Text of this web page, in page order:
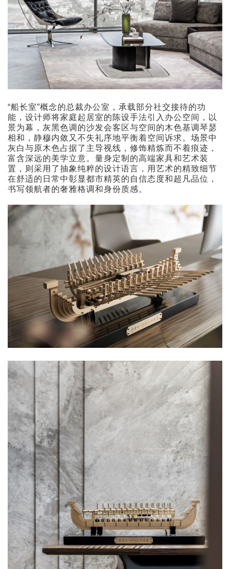
“船长室”概念的总裁办公室，承载部分社交接待的功
能，设计师将家庭起居室的陈设手法引入办公空间，以
景为幕，灰黑色调的沙发会客区与空间的木色基调琴瑟
相和，静穆内敛又不失礼序地平衡着空间诉求。场景中
灰白与原木色占据了主导视线，修饰精炼而不着痕迹，
富含深远的美学立意。量身定制的高端家具和艺术装
置，则采用了抽象纯粹的设计语言，用艺术的精致细节
在舒适的日常中彰显都市精英的自信态度和超凡品位，
书写领航者的奢雅格调和身份质感。